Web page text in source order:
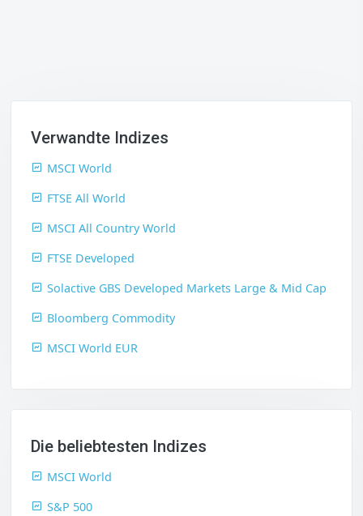
Verwandte Indizes
MSCI World
FTSE All World
MSCI All Country World
FTSE Developed
Solactive GBS Developed Markets Large & Mid Cap
Bloomberg Commodity
MSCI World EUR
Die beliebtesten Indizes
MSCI World
S&P 500